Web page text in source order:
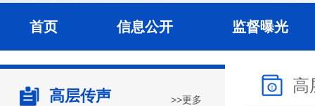
首页 信息公开 监督曝光
高层传声 >>更多
高